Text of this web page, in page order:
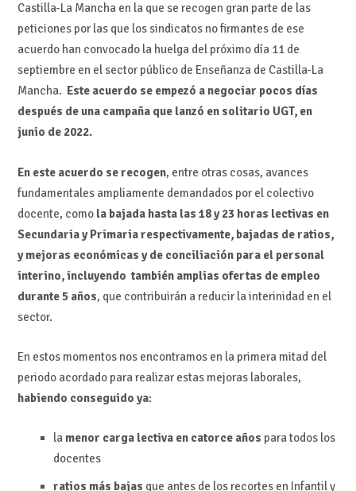
Castilla-La Mancha en la que se recogen gran parte de las
peticiones por las que los sindicatos no firmantes de ese
acuerdo han convocado la huelga del próximo día 11 de
septiembre en el sector público de Enseñanza de Castilla-La
Mancha. Este acuerdo se empezó a negociar pocos días
después de una campaña que lanzó en solitario UGT, en
junio de 2022.
En este acuerdo se recogen, entre otras cosas, avances
fundamentales ampliamente demandados por el colectivo
docente, como la bajada hasta las 18 y 23 horas lectivas en
Secundaria y Primaria respectivamente, bajadas de ratios,
ymejoras económicas y de conciliación para el personal
interino, incluyendo tambiénamplias ofertas de empleo
durante 5 años, que contribuirán a reducir la interinidad en el
sector.
En estos momentos nos encontramos en la primera mitad del
periodo acordado para realizar estas mejoras laborales,
habiendo conseguido ya:
la menor carga lectiva en catorce años para todos los
docentes
ratios más bajas que antes de los recortes en Infantil y